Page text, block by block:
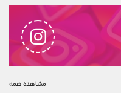
مشاهده همه